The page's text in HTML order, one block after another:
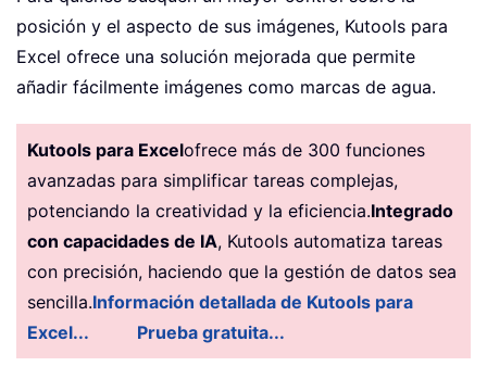
posición y el aspecto de sus imágenes, Kutools para
Excel ofrece una solución mejorada que permite
añadir fácilmente imágenes como marcas de agua.
Kutools para Excelofrece más de 300 funciones
avanzadas para simplificar tareas complejas,
potenciando la creatividad y la eficiencia.Integrado
con capacidades de IA, Kutools automatiza tareas
con precisión, haciendo que la gestión de datos sea
sencilla.Información detallada de Kutools para
Excel...
Prueba gratuita...